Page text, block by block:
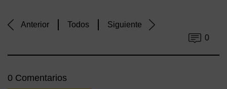
Anterior Todos
Siguiente
0
0 Comentarios